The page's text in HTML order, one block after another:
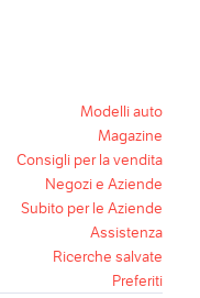
Modelli auto
Magazine
Consigli per la vendita
Negozi e Aziende
Subito per le Aziende
Assistenza
Ricerche salvate
Preferiti